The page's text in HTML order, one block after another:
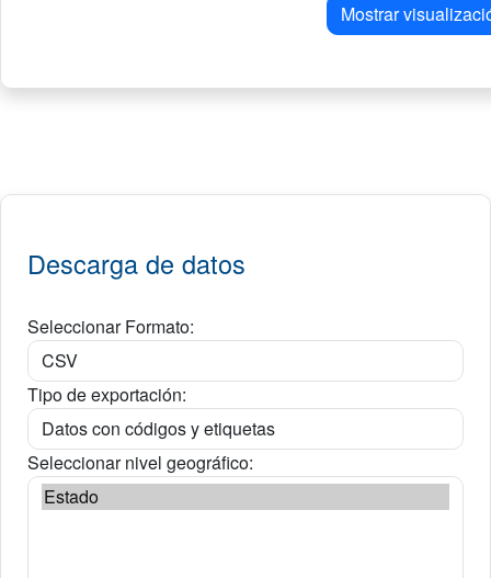
Mostrar
Descarga de datos
Seleccionar Formato:
Tipo de exportación:
Seleccionar nivel geográfico: